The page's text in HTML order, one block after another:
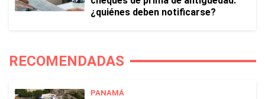
¿quiénes deben notificarse?
RECOMENDADAS
PANAMÁ